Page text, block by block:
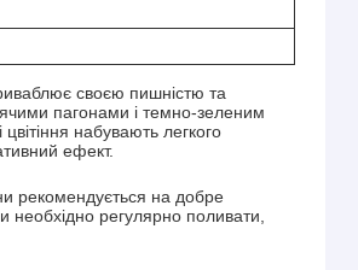
своєю пишністю та
пагонами і темно-зеленим
цвітіння набувають легкого
ефект.
рекомендується на добре
необхідно регулярно поливати,